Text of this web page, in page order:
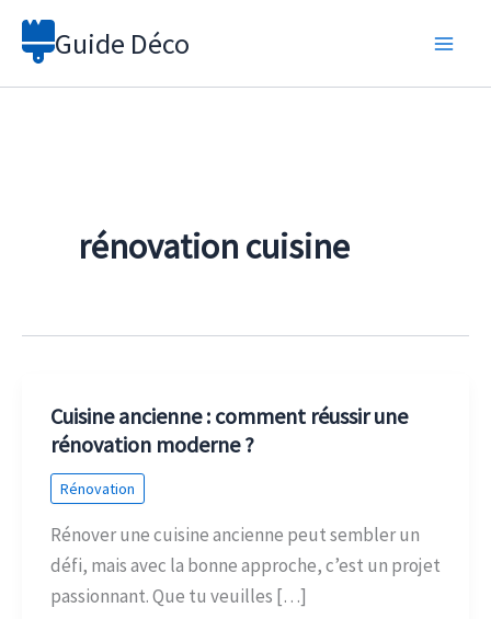
Aller
Guide Déco
rénovation cuisine
Cuisine ancienne : comment réussir une
rénovation moderne ?
Rénovation
Rénover une cuisine ancienne peut sembler un
défi, mais avec la bonne approche, c’est un projet
passionnant. Que tu veuilles […]